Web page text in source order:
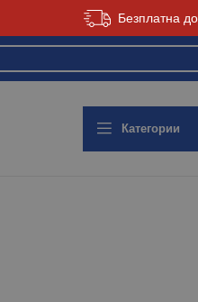
Безплатна
Категории